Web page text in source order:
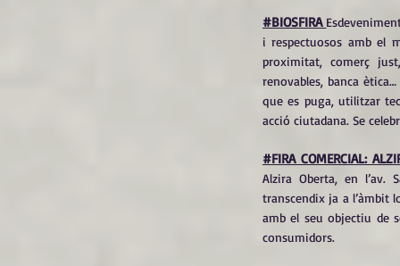
#BIOSFIRA
i respectuosos amb el
proximitat, comerç
renovables, banca
que es puga, utilitzar
acció ciutadana. Se
#FIRA COMERCIAL:
Alzira Oberta, en l’av.
transcendix ja a l’àmbit
amb el seu objectiu de
consumidors.